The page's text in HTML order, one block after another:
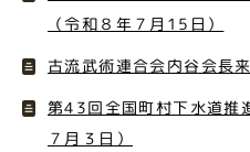
（令和８年７月15日）
古流武術連合会内谷会長
第43回全国町村下水道推
７月３日）